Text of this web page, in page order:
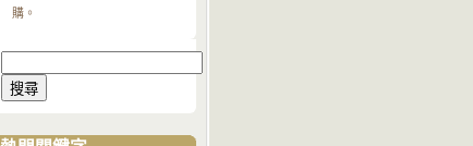
購。
尋
關